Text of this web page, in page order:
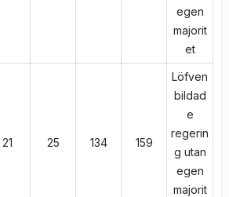
egen
majorit
et
21 25 134 159
Löfven
bildad
e
regerin
g utan
egen
majorit